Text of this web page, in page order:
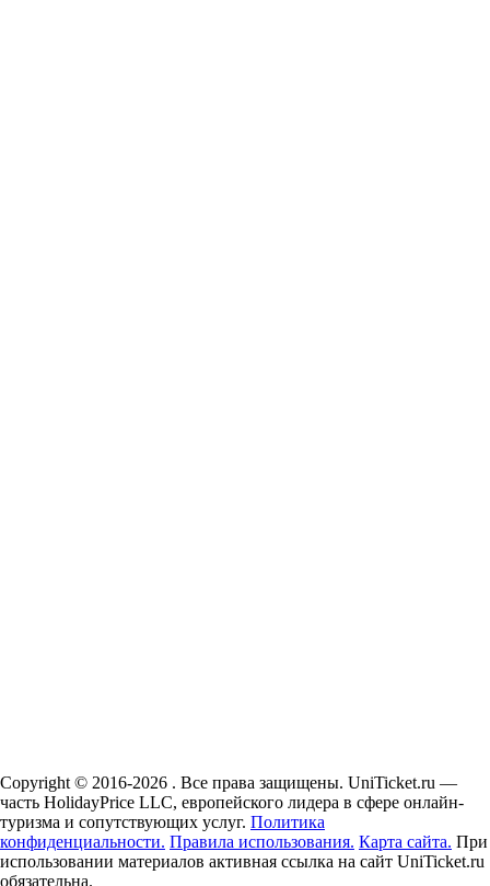
Copyright © 2016-2026 . Все права защищены. UniTicket.ru —
часть HolidayPrice LLC, европейского лидера в сфере онлайн-
туризма и сопутствующих услуг. Политика
конфиденциальности. Правила использования. Карта сайта. При
использовании материалов активная ссылка на сайт UniTicket.ru
обязательна.